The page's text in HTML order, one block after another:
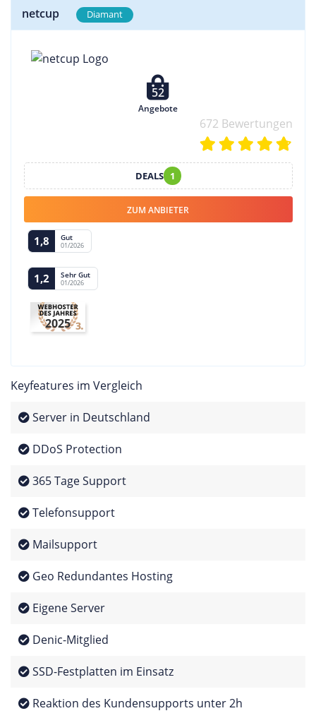
netcup Diamant
52
Angebote
672 Bewertungen
DEALS 1
ZUM ANBIETER
1,8 Gut
01/2026
1,2 Sehr Gut
01/2026
2025
Keyfeatures im Vergleich
Server in Deutschland
DDoS Protection
365 Tage Support
Telefonsupport
Mailsupport
Geo Redundantes Hosting
Eigene Server
Denic-Mitglied
SSD-Festplatten im Einsatz
Reaktion des Kundensupports unter 2h